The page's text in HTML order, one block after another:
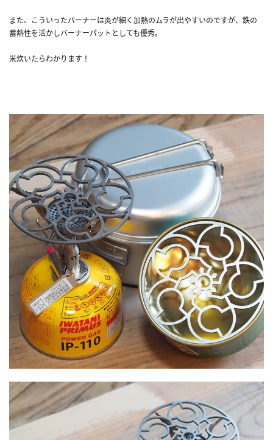
また、こういったバーナーは炎が細く加熱のムラが出やすいのですが、鉄の
蓄熱性を活かしバーナーパットとしても優秀。
米炊いたらわかります！